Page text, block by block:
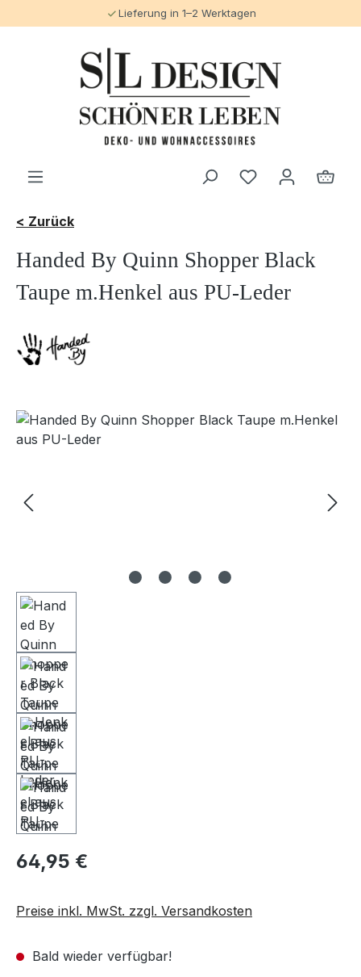
Lieferung in 1–2 Werktagen
< Zurück
Handed By Quinn Shopper Black
Taupe m.Henkel aus PU-Leder
Bildergalerie überspringen
64,95 €
Preise inkl. MwSt. zzgl. Versandkosten
Bald wieder verfügbar!